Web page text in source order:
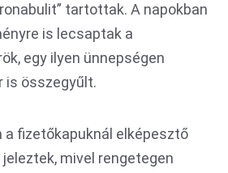
tartottak. A napokban
is lecsaptak a
egy ilyen ünnepségen
is összegyűlt.
a fizetőkapuknál elképesztő
mivel rengetegen